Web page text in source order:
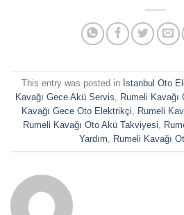
This entry was posted in İstanbul Oto
Kavağı Gece Akü Servis
Rumeli
Kavağı Gece Oto Elektrikçi
Rumeli
Rumeli Kavağı Oto Akü Takviyesi
Yardım
Rumeli Kavağı